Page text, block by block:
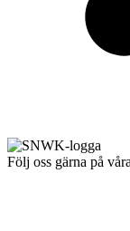
Följ oss gärna på